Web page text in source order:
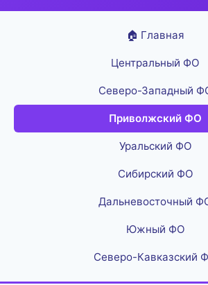
🏠 Главная
Центральный ФО
Северо-Западный
Приволжский ФО
Уральский ФО
Сибирский ФО
Дальневосточный
Южный ФО
Северо-Кавказский